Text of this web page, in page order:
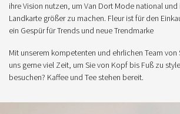
ihre Vision nutzen, um Van Dort Mode national
Landkarte größer zu machen. Fleur ist für den
ein Gespür für Trends und neue Trendmarke
Mit unserem kompetenten und ehrlichen Team von
uns gerne viel Zeit, um Sie von Kopf bis Fuß zu
besuchen? Kaffee und Tee stehen bereit.